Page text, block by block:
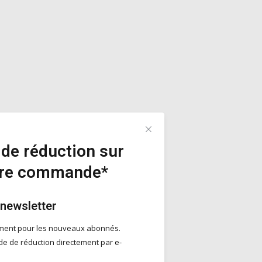
réduction sur
commande*
pour les nouveaux abonnés.
de réduction directement par e-